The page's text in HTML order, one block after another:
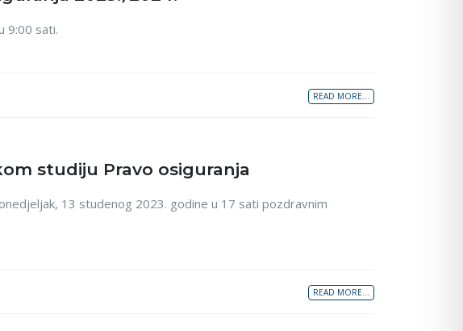
9:00 sati.
READ MORE...
studiju Pravo osiguranja
13 studenog 2023. godine u 17 sati pozdravnim
READ MORE...